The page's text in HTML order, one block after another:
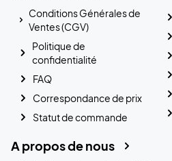
Conditions Générales de
Ventes (CGV)
Politique de
confidentialité
FAQ
Correspondance de prix
Statut de commande
A propos de nous